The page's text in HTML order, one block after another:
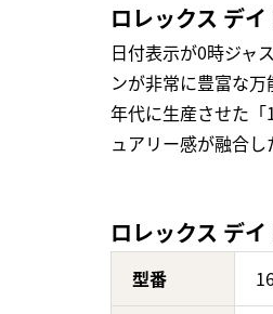
ロレックス デ
日付表示が0時ジャ
ンが非常に豊富な
年代に生産させた
ュアリー感が融合
ロレックス デ
型番